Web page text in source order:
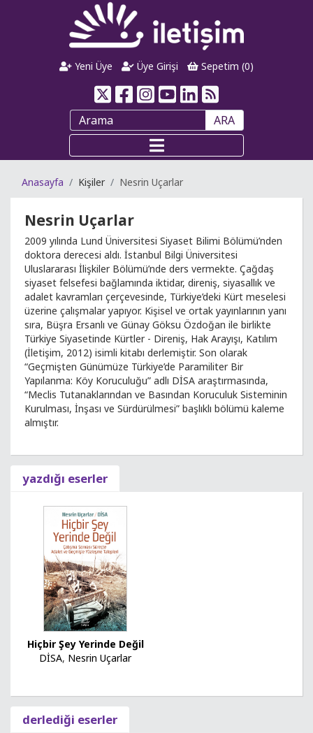
Yeni Üye Üye Girişi Sepetim (0)
ARA
Anasayfa Kişiler Nesrin Uçarlar
Nesrin Uçarlar
2009 yılında Lund Üniversitesi Siyaset Bilimi Bölümü’nden
doktora derecesi aldı. İstanbul Bilgi Üniversitesi
Uluslararası İlişkiler Bölümü’nde ders vermekte. Çağdaş
siyaset felsefesi bağlamında iktidar, direniş, siyasallık ve
adalet kavramları çerçevesinde, Türkiye’deki Kürt meselesi
üzerine çalışmalar yapıyor. Kişisel ve ortak yayınlarının yanı
sıra, Büşra Ersanlı ve Günay Göksu Özdoğan ile birlikte
Türkiye Siyasetinde Kürtler - Direniş, Hak Arayışı, Katılım
(İletişim, 2012) isimli kitabı derlemiştir. Son olarak
“Geçmişten Günümüze Türkiye’de Paramiliter Bir
Yapılanma: Köy Koruculuğu” adlı DİSA araştırmasında,
“Meclis Tutanaklarından ve Basından Koruculuk Sisteminin
Kurulması, İnşası ve Sürdürülmesi” başlıklı bölümü kaleme
almıştır.
yazdığı eserler
Hiçbir Şey Yerinde Değil
DİSA, Nesrin Uçarlar
derlediği eserler